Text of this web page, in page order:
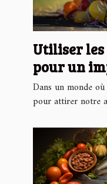
Utiliser les
pour un
Dans un monde
pour attirer notre